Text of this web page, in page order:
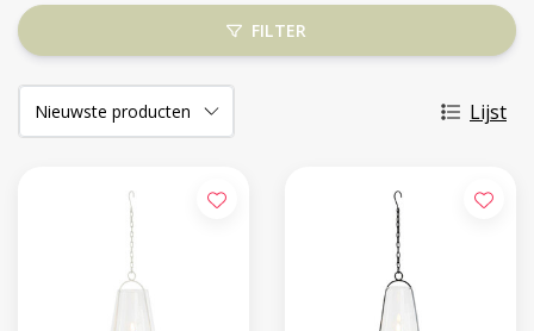
FILTER
Lijst